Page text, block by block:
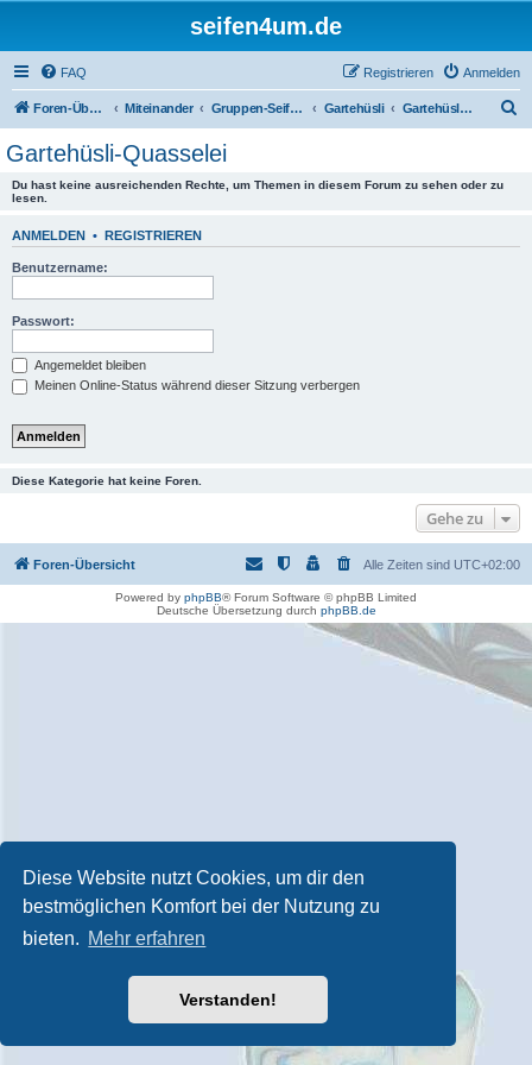
Diese Website nutzt Cookies, um dir den
bestmöglichen Komfort bei der Nutzung zu
bieten. Mehr erfahren
Verstanden!
seifen4um.de
FAQ Anmelden
Registrieren
Foren-Übersicht Miteinander Gruppen-Seifeln Gartehüsli Gartehüsli-Quasselei
Gartehüsli-Quasselei
Du hast keine ausreichenden Rechte, um Themen in diesem Forum zu sehen oder zu
lesen.
ANMELDEN • REGISTRIEREN
Benutzername:
Passwort:
Angemeldet bleiben
Meinen Online-Status während dieser Sitzung verbergen
Diese Kategorie hat keine Foren.
Gehe zu
Foren-Übersicht Alle Zeiten sind UTC+02:00
Powered by phpBB® Forum Software © phpBB Limited
Deutsche Übersetzung durch phpBB.de